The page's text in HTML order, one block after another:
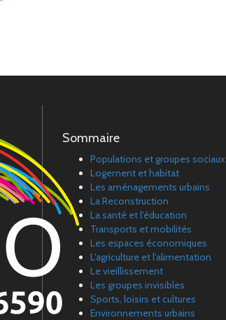
Sommaire
Populations et groupes sociaux
Logement et habitat
Les aménagements urbains
La Reconstruction
La santé et l'éducation
Transports et mobilités
Les espaces économiques
L'agriculture et l'alimentation
Le vieillissement
Les groupes invisibles
Sports, loisirs et cultures
Environnements urbains